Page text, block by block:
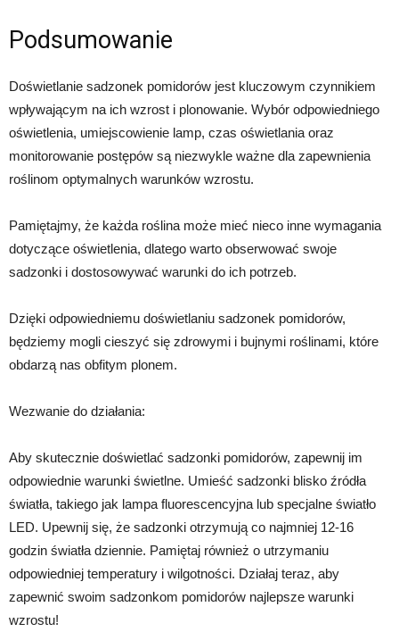
Podsumowanie
Doświetlanie sadzonek pomidorów jest kluczowym czynnikiem
wpływającym na ich wzrost i plonowanie. Wybór odpowiedniego
oświetlenia, umiejscowienie lamp, czas oświetlania oraz
monitorowanie postępów są niezwykle ważne dla zapewnienia
roślinom optymalnych warunków wzrostu.
Pamiętajmy, że każda roślina może mieć nieco inne wymagania
dotyczące oświetlenia, dlatego warto obserwować swoje
sadzonki i dostosowywać warunki do ich potrzeb.
Dzięki odpowiedniemu doświetlaniu sadzonek pomidorów,
będziemy mogli cieszyć się zdrowymi i bujnymi roślinami, które
obdarzą nas obfitym plonem.
Wezwanie do działania:
Aby skutecznie doświetlać sadzonki pomidorów, zapewnij im
odpowiednie warunki świetlne. Umieść sadzonki blisko źródła
światła, takiego jak lampa fluorescencyjna lub specjalne światło
LED. Upewnij się, że sadzonki otrzymują co najmniej 12-16
godzin światła dziennie. Pamiętaj również o utrzymaniu
odpowiedniej temperatury i wilgotności. Działaj teraz, aby
zapewnić swoim sadzonkom pomidorów najlepsze warunki
wzrostu!